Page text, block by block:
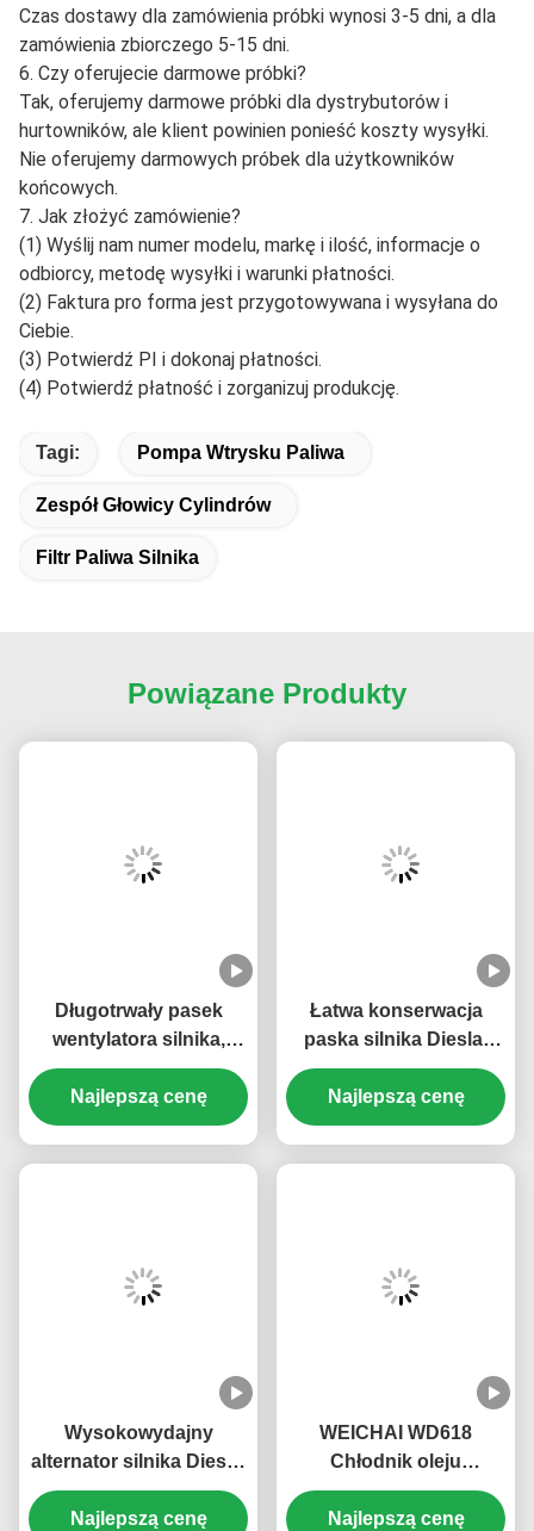
Czas dostawy dla zamówienia próbki wynosi 3-5 dni, a dla
zamówienia zbiorczego 5-15 dni.
6. Czy oferujecie darmowe próbki?
Tak, oferujemy darmowe próbki dla dystrybutorów i
hurtowników, ale klient powinien ponieść koszty wysyłki.
Nie oferujemy darmowych próbek dla użytkowników
końcowych.
7. Jak złożyć zamówienie?
(1) Wyślij nam numer modelu, markę i ilość, informacje o
odbiorcy, metodę wysyłki i warunki płatności.
(2) Faktura pro forma jest przygotowywana i wysyłana do
Ciebie.
(3) Potwierdź PI i dokonaj płatności.
(4) Potwierdź płatność i zorganizuj produkcję.
Tagi: Pompa Wtrysku Paliwa
Zespół Głowicy Cylindrów
Filtr Paliwa Silnika
Powiązane Produkty
Długotrwały pasek
wentylatora silnika,
dostosowany do
612600061752
612600061295
Najlepszą cenę
Łatwa konserwacja
paska silnika Diesla,
płynna praca, akcesoria
do silników Diesla
Weichai WD615
Najlepszą cenę
Wysokowydajny
alternator silnika Diesla,
oszczędzający energię,
części silnika Diesla
Najlepszą cenę
WEICHAI WD618
Chłodnik oleju
silnikowego
61800010113 Łatwe w
Najlepszą cenę